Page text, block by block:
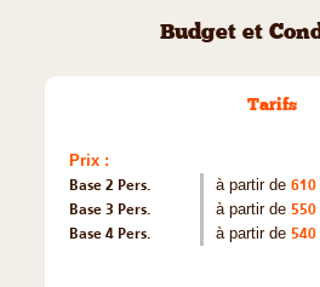
Budget et
Tarifs
Prix :
Base 2 Pers.
à partir de 610
Base 3 Pers.
à partir de 550
Base 4 Pers.
à partir de 540